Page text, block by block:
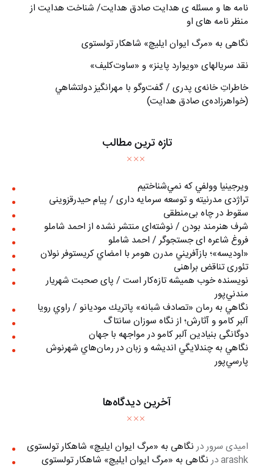
نامه ها و مسئله ی هدایت صادق هدایت/ شناخت هدایت از
منظر نامه های او
نگاهی به «مرگ ايوان ايليچ» شاهکار تولستوی
نقد سریالهای «ویوارد پاینز» و «ساوت‌کلیف»
خاطراتِ خانه‌ی پدری / گفت‌وگو با مهرانگيز دولتشاهي
(خواهرزاده‌ی صادق هدايت)
تازه ترین مطالب
ويرجينيا وولفي كه نمي‌شناختيم
تراژدی مدرنیته و توسعه سرمایه داری / پیام حیدرقزوینی
سقوط در چاه بی‌منطقی
شرف هنرمند بودن / نوشته‌ای منتشر نشده از احمد شاملو
فروغ شاعره ای جستجوگر / احمد شاملو
«اوديسه»؛ بازآفريني مدرن هومر با امضاي كريستوفر نولان
تئوری تناقض براهنی
نويسنده خوب هميشه تازه‌كار است / پای صحبت شهريار
مندني‌پور
نگاهي به رمان «تصادف شبانه» پاتريك موديانو / راوي رويا
آلبر کامو و آثارش؛ از نگاه سوزان سانتاگ
دوگانگی بنیادین آلبر کامو در مواجهه با جهان
نگاهي به چندلايگي انديشه و زبان در رمان‌هاي شهرنوش
پارسي‌پور
آخرین دیدگاه‌ها
امیدی سروردر نگاهی به «مرگ ايوان ايليچ» شاهکار تولستوی
arashkدر نگاهی به «مرگ ايوان ايليچ» شاهکار تولستوی